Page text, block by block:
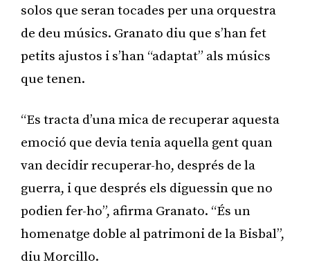
solos que seran tocades per una orquestra
de deu músics. Granato diu que s’han fet
petits ajustos i s’han “adaptat” als músics
que tenen.
“Es tracta d’una mica de recuperar aquesta
emoció que devia tenia aquella gent quan
van decidir recuperar-ho, després de la
guerra, i que després els diguessin que no
podien fer-ho”, afirma Granato. “És un
homenatge doble al patrimoni de la Bisbal”,
diu Morcillo.